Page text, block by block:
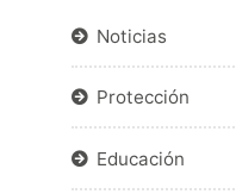
Noticias
Protección
Educación